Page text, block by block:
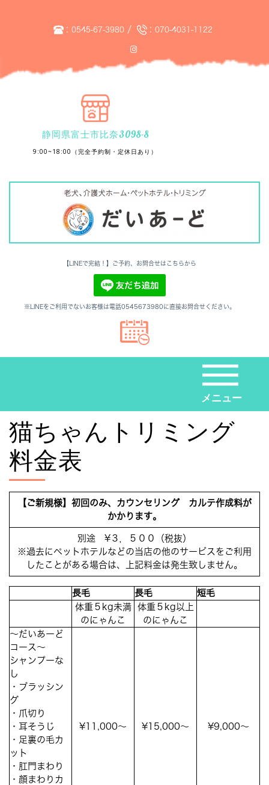
: 0545-67-3980/ : 070-4031-1122
静岡県富士市比奈3098-8
9:00~18:00（完全予約制・定休日あり）
【LINEで完結！】ご予約、お問合せはこちらから
※LINEをご利用でないお客様は電話0545673980に直接お問合せください。
メニュー
猫ちゃんトリミング
料金表
【ご新規様】初回のみ、カウンセリング カルテ作成料が
かかります。
別途 ¥３，５００（税抜）
※過去にペットホテルなどの当店の他のサービスをご利用
したことがある場合は、上記料金は発生致しません。
長毛 長毛
短毛
体重５kg未満
のにゃんこ
体重５kg以上
のにゃんこ
～だいあーど
コース～
シャンプーな
し
・ブラッシン
グ
・爪切り
・耳そうじ
・足裏の毛カ
ット
・肛門まわり
・顔まわりカ
¥11,000～ ¥15,000～ ¥9,000～